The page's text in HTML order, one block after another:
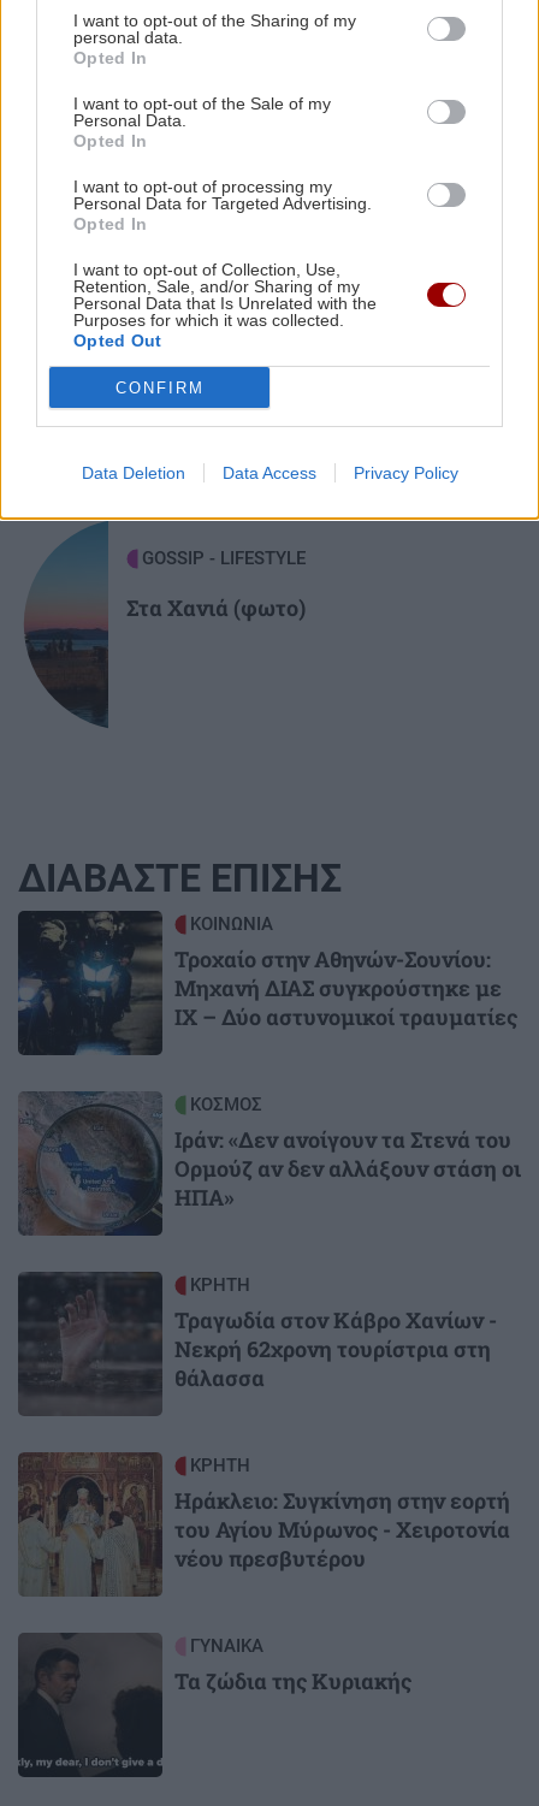
I want to opt-out of the Sharing of my
personal data.
Opted In
I want to opt-out of the Sale of my
Personal Data.
Opted In
I want to opt-out of processing my
Personal Data for Targeted Advertising.
Opted In
I want to opt-out of Collection, Use,
Retention, Sale, and/or Sharing of my
Personal Data that Is Unrelated with the
Purposes for which it was collected.
Opted Out
CONFIRM
Data Deletion Data Access Privacy Policy
Ηράκλειο: Συγκίνηση στην εορτή του Αγίου
Μύρωνος - Χειροτονία νέου πρεσβυτέρου
08:00
ΓΥΝΑΙΚΑ
Τα ζώδια της Κυριακής
ΚΡΗΤΗ
Στο «κόκκινο» η Κρήτη για εκδήλωση
πυρκαγιάς – Πού απαγορεύεται η κυκλοφορία
ΟΙΚΟΝΟΜΙΑ
Μειωμένη σύνταξη στα 62: Ποιοι
κερδίζουν έως 86.000 ευρώ
ΚΡΗΤΗ
Ηράκλειο: Στο επίκεντρο ξανά το
πρόβλημα της αποχέτευσης - Τι
αποκαλύπτει η αυτοψία του
Λιμεναρχείου
GOSSIP - LIFESTYLE
Στα Χανιά (φωτο)
ΔΙΑΒΑΣΤΕ ΕΠΙΣΗΣ
Image ΚΟΙΝΩΝΙΑ
Τροχαίο στην Αθηνών-Σουνίου:
Μηχανή ΔΙΑΣ συγκρούστηκε με
ΙΧ – Δύο αστυνομικοί τραυματίες
Image ΚΟΣΜΟΣ
Ιράν: «Δεν ανοίγουν τα Στενά του
Ορμούζ αν δεν αλλάξουν στάση οι
ΗΠΑ»
ΚΡΗΤΗ
Τραγωδία στον Κάβρο Χανίων -
Νεκρή 62χρονη τουρίστρια στη
θάλασσα
Image ΚΡΗΤΗ
Ηράκλειο: Συγκίνηση στην εορτή
του Αγίου Μύρωνος - Χειροτονία
νέου πρεσβυτέρου
Image ΓΥΝΑΙΚΑ
Τα ζώδια της Κυριακής